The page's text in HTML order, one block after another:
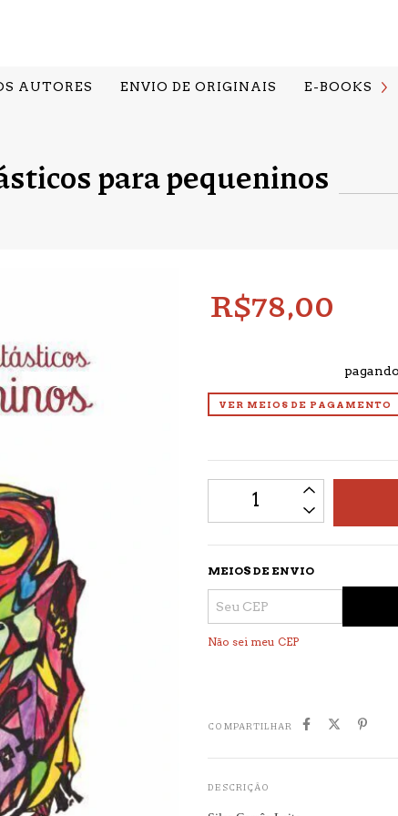
AUTORES ENVIO DE ORIGINAIS E-BOOKS
para pequeninos
R$78,00
VER MEIOS DE PAGAMENTO
MEIOS DE ENVIO
Não sei meu CEP
COMPARTILHAR
DESCRIÇÃO